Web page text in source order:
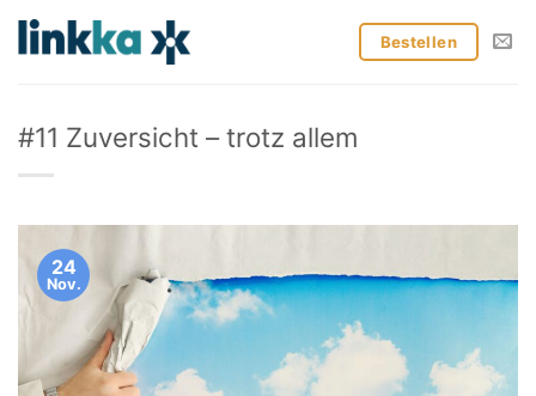
Zum
Bestellen
#11 Zuversicht – trotz allem
24
Nov.